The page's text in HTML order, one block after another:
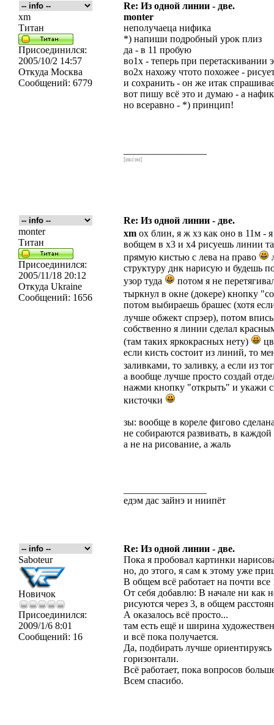
Re: Из одной линии - две.
xm
Титан
Присоединился:
2005/10/2 14:57
Откуда Москва
Сообщений: 6779
monter
неполучаеца нифика
*) напиши подробный урок плиз
да - в 11 пробую
во1х - теперь при перетаскивании
во2х нахожу чтото похожее -
и сохранить - он же итак
вот пишу всё это и думаю - а
но всеравно - *) принцип!
[икс́эм]
Re: Из одной линии - две.
monter
Титан
Присоединился:
2005/11/18 20:12
Откуда Ukraine
Сообщений: 1656
xm ох блин, я ж хз как оно в 11м -
вобщем в х3 и х4 рисуешь линии
прямую кистью с лева на право
структуру днк нарисую и будешь
узор туда
потом я не
тыркнул в окне (докере) кнопку
потом выбираешь брашес (хотя
лучше обжект спрэер), потом
собственно я линии сделал
(там таких яркокрасных нету)
если кисть состоит из линий, то
заливками, то заливку, а если из
а вообще лучше просто создай
нажми кнопку "открыть" и укажи
кисточки
зы: вообще в кореле фигово
не собираются развивать, в
а не на рисование, а жаль
едэм дас зайнэ и ниипёт
Re: Из одной линии - две.
Saboteur
Новичок
Присоединился:
2009/1/6 8:01
Сообщений: 16
Пока я пробовал картинки
но, до этого, я сам к этому уже
В общем всё работает на почти все
От себя добавлю: В начале ни как
рисуются через 3, в общем
А оказалось всё просто...
там есть ещё и ширина
и всё пока получается.
Да, подбирать лучше
горизонтали.
Всё работает, пока вопросов
Всем спасибо.